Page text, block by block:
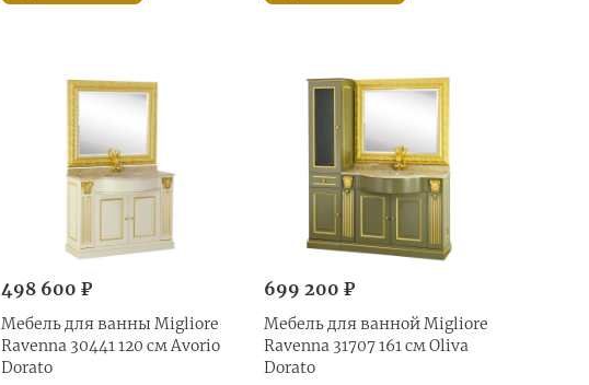
498 600 ₽
Мебель для ванны Migliore
Ravenna 30441 120 см Avorio
Dorato
699 200 ₽
Мебель для ванной Migliore
Ravenna 31707 161 см Oliva
Dorato